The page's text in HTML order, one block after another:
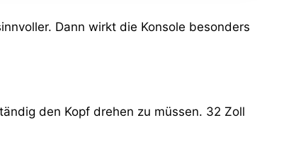
Dann wirkt die Konsole besonders
den Kopf drehen zu müssen. 32 Zoll